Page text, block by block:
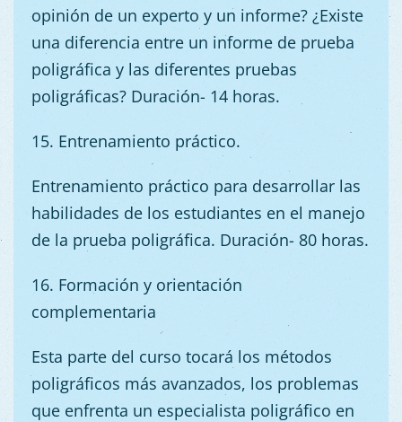
opinión de un experto y un informe? ¿Existe
una diferencia entre un informe de prueba
poligráfica y las diferentes pruebas
poligráficas? Duración- 14 horas.
15. Entrenamiento práctico.
Entrenamiento práctico para desarrollar las
habilidades de los estudiantes en el manejo
de la prueba poligráfica. Duración- 80 horas.
16. Formación y orientación
complementaria
Esta parte del curso tocará los métodos
poligráficos más avanzados, los problemas
que enfrenta un especialista poligráfico en